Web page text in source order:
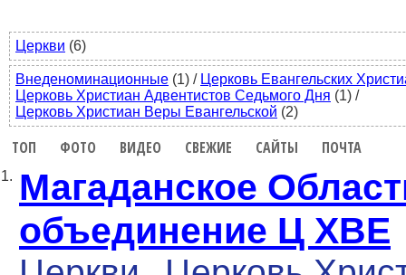
Церкви (6)
Внеденоминационные (1) / Церковь Евангельских
Церковь Христиан Адвентистов Седьмого Дня (1) /
Церковь Христиан Веры Евангельской (2)
ТОП ФОТО ВИДЕО СВЕЖИЕ САЙТЫ ПОЧТА
1. Магаданское
объединение Ц ХВЕ